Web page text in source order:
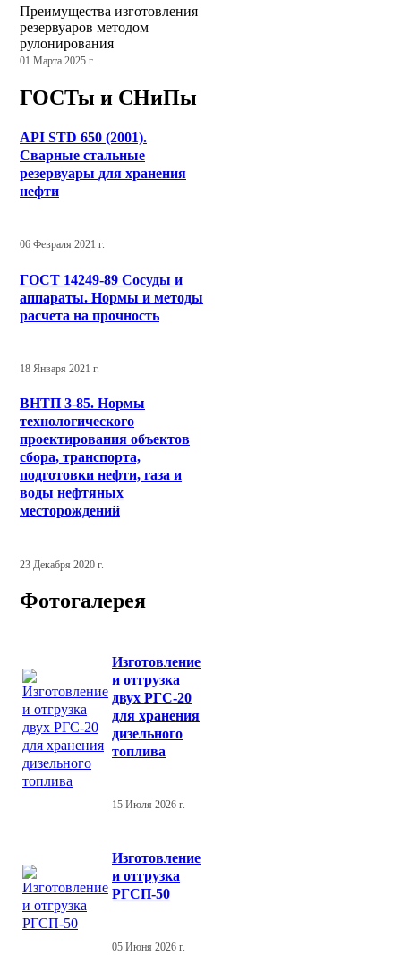
Преимущества изготовления
резервуаров методом
рулонирования
01 Марта 2025 г.
ГОСТы и СНиПы
API STD 650 (2001).
Сварные стальные
резервуары для хранения
нефти
06 Февраля 2021 г.
ГОСТ 14249-89 Сосуды и
аппараты. Нормы и методы
расчета на прочность
18 Января 2021 г.
ВНТП 3-85. Нормы
технологического
проектирования объектов
сбора, транспорта,
подготовки нефти, газа и
воды нефтяных
месторождений
23 Декабря 2020 г.
Фотогалерея
Изготовление
и отгрузка
двух РГС-20
для хранения
дизельного
топлива
15 Июля 2026 г.
Изготовление
и отгрузка
РГСП-50
05 Июня 2026 г.